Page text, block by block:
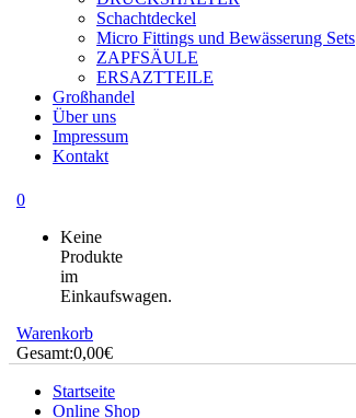
Schachtdeckel
Micro Fittings und Bewässerung Sets
ZAPFSÄULE
ERSAZTTEILE
Großhandel
Über uns
Impressum
Kontakt
0
Keine
Produkte
im
Einkaufswagen.
Warenkorb
Gesamt:0,00€
Startseite
Online Shop